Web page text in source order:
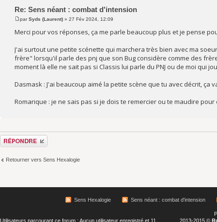
Re: Sens néant : combat d'intension
parSyds (Laurent) » 27 Fév 2024, 12:09
Merci pour vos réponses, ça me parle beaucoup plus et je pense
J'ai surtout une petite scénette qui marchera très bien avec ma
frère" lorsqu'il parle des pnj que son Bug considère comme des
moment là elle ne sait pas si Classis lui parle du PNJ ou de moi qui
Dasmask : J'ai beaucoup aimé la petite scène que tu avec décrit, ça
Romarique : je ne sais pas si je dois te remercier ou te maudire
Répondre
Retourner vers Sens Hexalogie
Sens Hexalogie Sens néant : combat d'intension
Utilisateurs parcourant ce forum : Aucun utilisateur enregistré et 11
2013-2015 ©